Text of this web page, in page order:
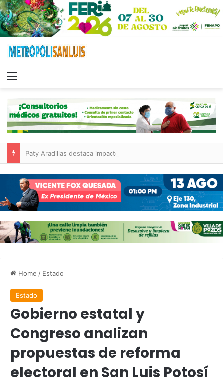
Home / Estado
Estado
Gobierno estatal y
Congreso analizan
propuestas de reforma
electoral en San Luis Potosí